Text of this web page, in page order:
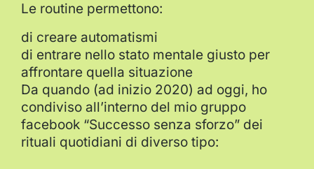
Le routine permettono:
di creare automatismi
di entrare nello stato mentale giusto per
affrontare quella situazione
Da quando (ad inizio 2020) ad oggi, ho
condiviso all’interno del mio gruppo
facebook “Successo senza sforzo” dei
rituali quotidiani di diverso tipo: